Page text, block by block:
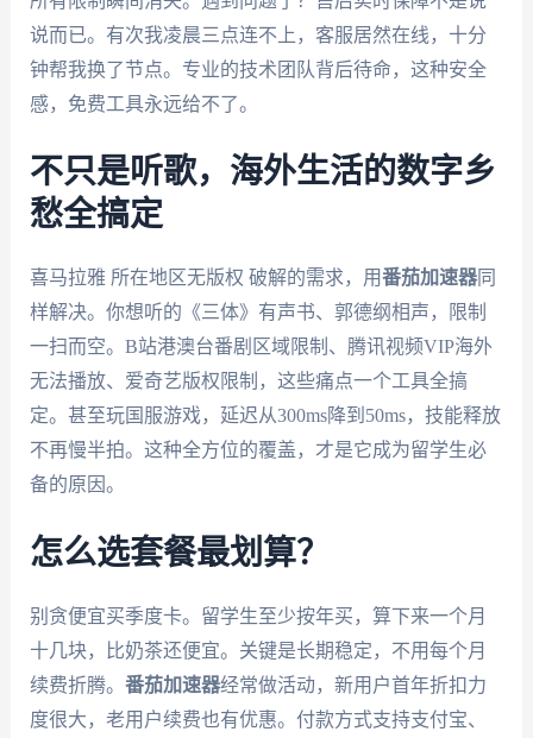
说而已。有次我凌晨三点连不上，客服居然在线，十分
钟帮我换了节点。专业的技术团队背后待命，这种安全
感，免费工具永远给不了。
不只是听歌，海外生活的数字乡
愁全搞定
喜马拉雅 所在地区无版权 破解的需求，用番茄加速器同
样解决。你想听的《三体》有声书、郭德纲相声，限制
一扫而空。B站港澳台番剧区域限制、腾讯视频VIP海外
无法播放、爱奇艺版权限制，这些痛点一个工具全搞
定。甚至玩国服游戏，延迟从300ms降到50ms，技能释放
不再慢半拍。这种全方位的覆盖，才是它成为留学生必
备的原因。
怎么选套餐最划算？
别贪便宜买季度卡。留学生至少按年买，算下来一个月
十几块，比奶茶还便宜。关键是长期稳定，不用每个月
续费折腾。 番茄加速器经常做活动，新用户首年折扣力
度很大，老用户续费也有优惠。付款方式支持支付宝、